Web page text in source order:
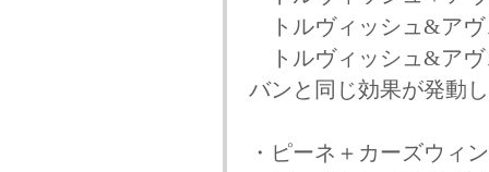
トルヴィッシュ&アヴ
トルヴィッシュ&アヴ
バンと同じ効果が発動
・ピーネ＋カーズウィ